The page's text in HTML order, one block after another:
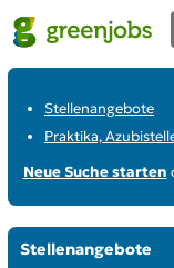
Stellenangebote
Praktika,
Neue Suche starten
Stellenangebote